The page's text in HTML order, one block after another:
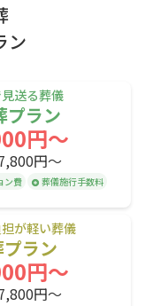
西帯広駅
札内駅
庶路駅
ン
送る葬儀
プラン
円〜
円〜
ン費 葬儀施行手数料
が軽い葬儀
ラン
円〜
円〜